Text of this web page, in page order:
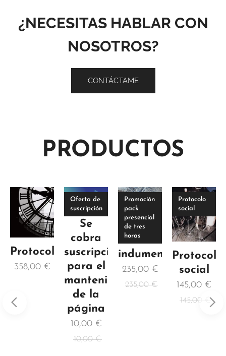
¿NECESITAS HABLAR CON
NOSOTROS?
CONTÁCTAME
PRODUCTOS
Protocolo
358,00€
Se
cobra
suscripción
para el
mantenimiento
de la
página
Oferta de
suscripción
10,00€
10,00€
Protocolo
de la
indumentaria
Promoción
pack
presencial
de tres
horas
235,00€
235,00€
Protocolo
social
Protocolo
social
145,00 €
145,00 €